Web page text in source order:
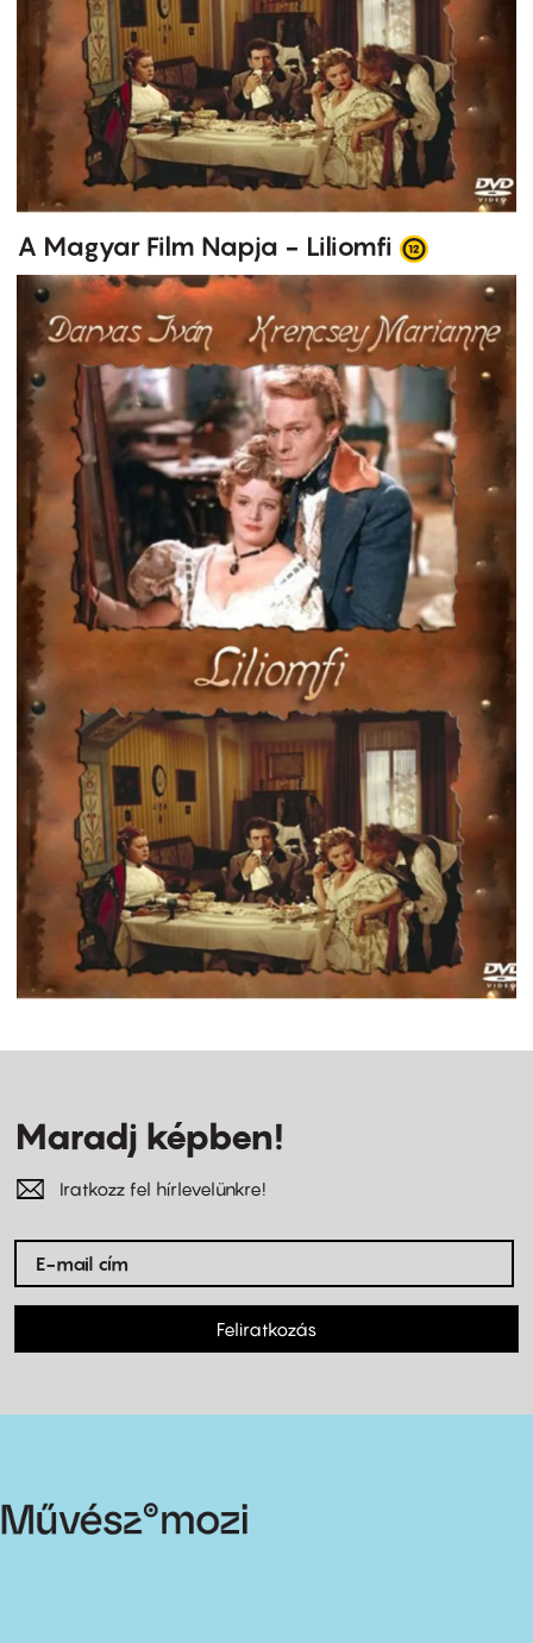
A Magyar Film Napja - Liliomfi
Maradj képben!
Iratkozz fel hírlevelünkre!
Feliratkozás